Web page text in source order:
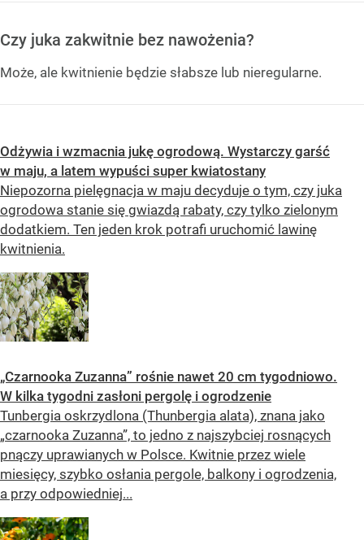
Czy juka zakwitnie bez nawożenia?
Może, ale kwitnienie będzie słabsze lub nieregularne.
Odżywia i wzmacnia jukę ogrodową. Wystarczy garść
w maju, a latem wypuści super kwiatostany
Niepozorna pielęgnacja w maju decyduje o tym, czy juka
ogrodowa stanie się gwiazdą rabaty, czy tylko zielonym
dodatkiem. Ten jeden krok potrafi uruchomić lawinę
kwitnienia.
„Czarnooka Zuzanna” rośnie nawet 20 cm tygodniowo.
W kilka tygodni zasłoni pergolę i ogrodzenie
Tunbergia oskrzydlona (Thunbergia alata), znana jako
„czarnooka Zuzanna”, to jedno z najszybciej rosnących
pnączy uprawianych w Polsce. Kwitnie przez wiele
miesięcy, szybko osłania pergole, balkony i ogrodzenia,
a przy odpowiedniej...